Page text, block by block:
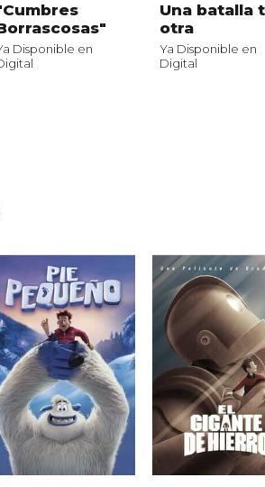
Disponible en
Una batalla
otra
Ya Disponible en
Digital